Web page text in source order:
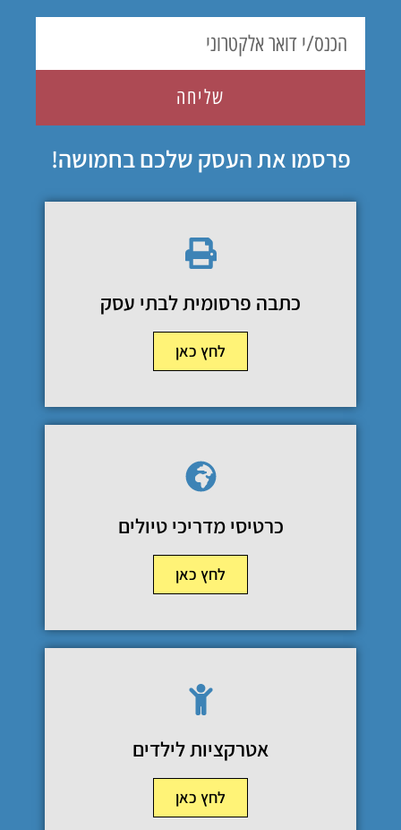
שליחה
פרסמו את העסק שלכם בחמושה!
כתבה פרסומית לבתי עסק
לחץ כאן
כרטיסי מדריכי טיולים
לחץ כאן
אטרקציות לילדים
לחץ כאן